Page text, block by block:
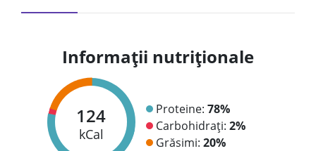
Informații nutriționale
124
kCal
Proteine: 78%
Carbohidrați: 2%
Grăsimi: 20%